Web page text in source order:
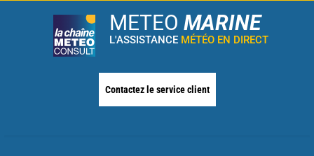
METEO MARINE
L'ASSISTANCE MÉTÉO EN DIRECT
Contactez le service client